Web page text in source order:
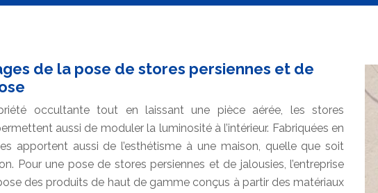
de la pose de stores persiennes et de
occultante tout en laissant une pièce aérée, les stores
aussi de moduler la luminosité à l’intérieur. Fabriquées en
apportent aussi de l’esthétisme à une maison, quelle que soit
Pour une pose de stores persiennes et de jalousies, l’entreprise
des produits de haut de gamme conçus à partir des matériaux